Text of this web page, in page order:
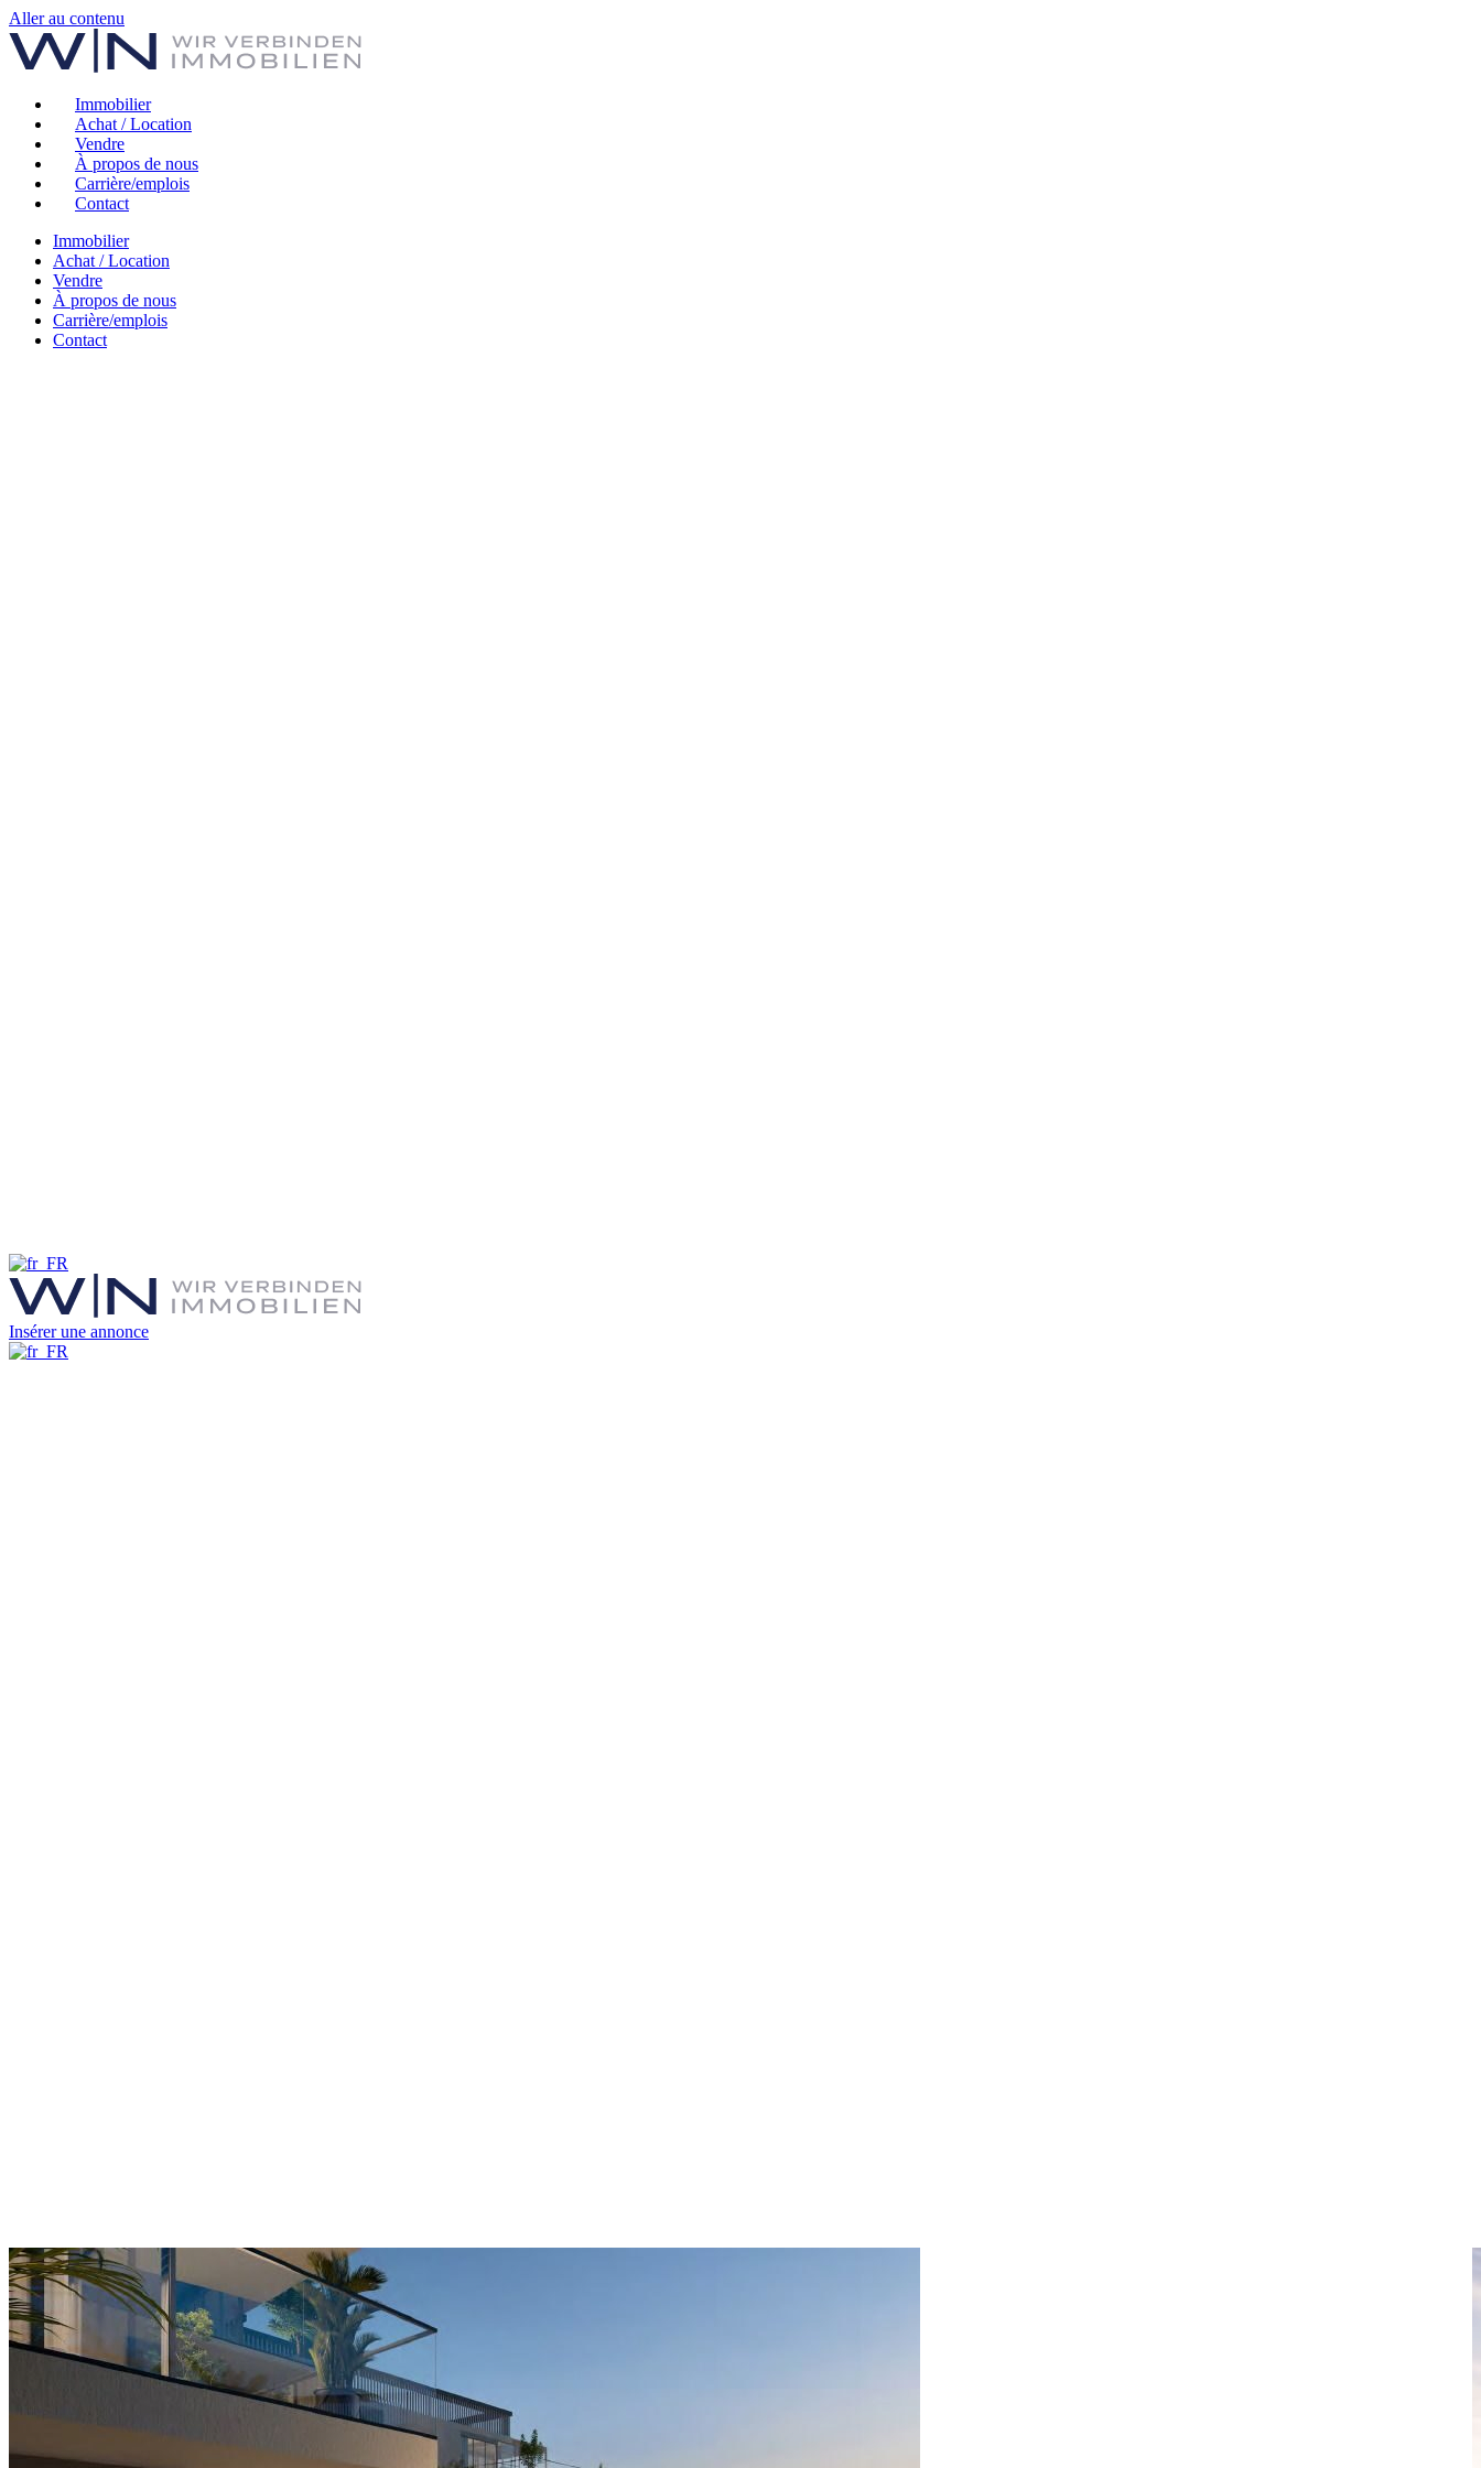
Aller au contenu
Immobilier
Achat / Location
Vendre
À propos de nous
Carrière/emplois
Contact
Immobilier
Achat / Location
Vendre
À propos de nous
Carrière/emplois
Contact
Insérer une annonce